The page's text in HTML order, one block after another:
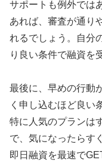
サポートも例外では
あれば、審査が通り
れるでしょう。自分
り良い条件で融資を
最後に、早めの行動
く申し込むほど良い
特に人気のプランは
で、気になったらす
即日融資を最速で